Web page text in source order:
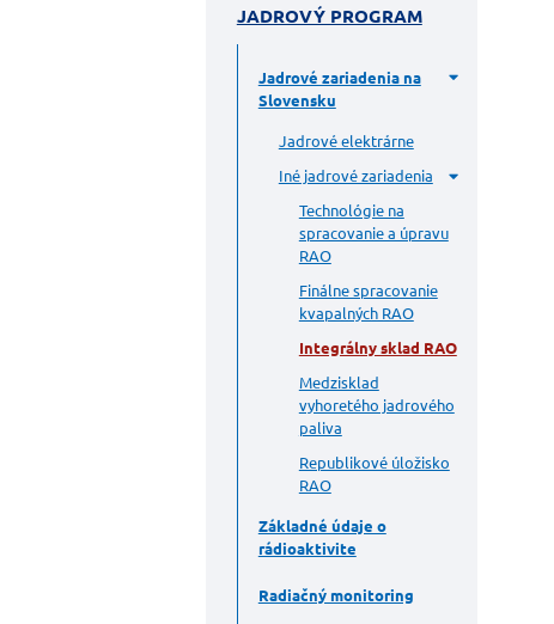
JADROVÝ PROGRAM
Jadrové zariadenia na
Slovensku
Jadrové elektrárne
Iné jadrové zariadenia
Technológie na
spracovanie a úpravu
RAO
Finálne spracovanie
kvapalných RAO
Integrálny sklad RAO
Medzisklad
vyhoretého jadrového
paliva
Republikové úložisko
RAO
Základné údaje o
rádioaktivite
Radiačný monitoring